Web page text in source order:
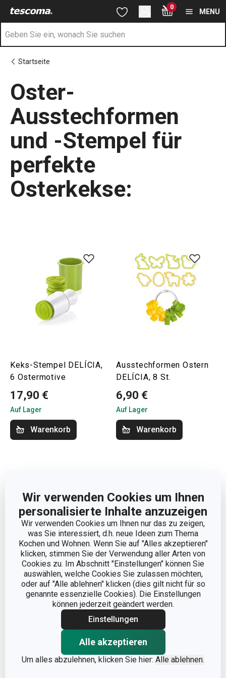
Wir verwenden Cookies um Ihnen
personalisierte Inhalte anzuzeigen
Wir verwenden Cookies um Ihnen nur das zu zeigen,
was Sie interessiert, d.h. neue Ideen zum Thema
Kochen und Wohnen. Wenn Sie auf "Alles akzeptieren"
klicken, stimmen Sie der Verwendung aller Arten von
Cookies zu. Im Abschnitt "Einstellungen" können Sie
auswählen, welche Cookies Sie zulassen möchten,
oder auf "Alle ablehnen" klicken (dies gilt nicht für so
genannte essenzielle Cookies). Die Einstellungen
können jederzeit geändert werden.
Einstellungen
Alle akzeptieren
Um alles abzulehnen, klicken Sie hier: Alle ablehnen.
Sie befinden sich auf der Oster-Ausstechformen und -Stempel
Zum Hauptinhalt springen
Zur Suche springen
Zur Navigation springen 0
MENU
Startseite
Oster-
Ausstechformen
und -Stempel für
perfekte
Osterkekse:
Keks-Stempel DELÍCIA,
6 Ostermotive
17,90 €
Auf Lager
Warenkorb
Ausstechformen Ostern
DELÍCIA, 8 St.
6,90 €
Auf Lager
Warenkorb
Oster-Ausstecher für
Linzer Plätzchen
DELÍCIA, 8 St.
Förmchen für gefülltes
Gebäck DELÍCIA,
3 Ostermotive
6,90 €
Auf Lager